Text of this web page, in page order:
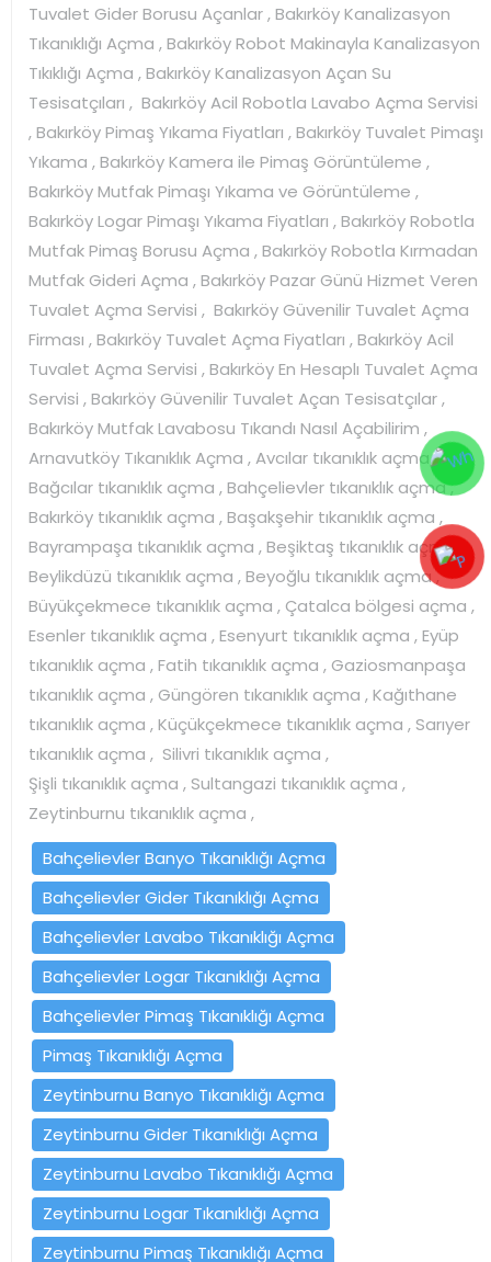
Tuvalet Gider Borusu Açanlar , Bakırköy Kanalizasyon
Tıkanıklığı Açma , Bakırköy Robot Makinayla Kanalizasyon
Tıkıklığı Açma , Bakırköy Kanalizasyon Açan Su
Tesisatçıları , Bakırköy Acil Robotla Lavabo Açma Servisi
, Bakırköy Pimaş Yıkama Fiyatları , Bakırköy Tuvalet Pimaşı
Yıkama , Bakırköy Kamera ile Pimaş Görüntüleme ,
Bakırköy Mutfak Pimaşı Yıkama ve Görüntüleme ,
Bakırköy Logar Pimaşı Yıkama Fiyatları , Bakırköy Robotla
Mutfak Pimaş Borusu Açma , Bakırköy Robotla Kırmadan
Mutfak Gideri Açma , Bakırköy Pazar Günü Hizmet Veren
Tuvalet Açma Servisi , Bakırköy Güvenilir Tuvalet Açma
Firması , Bakırköy Tuvalet Açma Fiyatları , Bakırköy Acil
Tuvalet Açma Servisi , Bakırköy En Hesaplı Tuvalet Açma
Servisi , Bakırköy Güvenilir Tuvalet Açan Tesisatçılar ,
Bakırköy Mutfak Lavabosu Tıkandı Nasıl Açabilirim ,
Arnavutköy Tıkanıklık Açma , Avcılar tıkanıklık açma ,
Bağcılar tıkanıklık açma , Bahçelievler tıkanıklık açma ,
Bakırköy tıkanıklık açma , Başakşehir tıkanıklık açma ,
Bayrampaşa tıkanıklık açma , Beşiktaş tıkanıklık açma ,
Beylikdüzü tıkanıklık açma , Beyoğlu tıkanıklık açma ,
Büyükçekmece tıkanıklık açma , Çatalca bölgesi açma ,
Esenler tıkanıklık açma , Esenyurt tıkanıklık açma , Eyüp
tıkanıklık açma , Fatih tıkanıklık açma , Gaziosmanpaşa
tıkanıklık açma , Güngören tıkanıklık açma , Kağıthane
tıkanıklık açma , Küçükçekmece tıkanıklık açma , Sarıyer
tıkanıklık açma , Silivri tıkanıklık açma ,
Şişli tıkanıklık açma , Sultangazi tıkanıklık açma ,
Zeytinburnu tıkanıklık açma ,
Bahçelievler Banyo Tıkanıklığı Açma
Bahçelievler Gider Tıkanıklığı Açma
Bahçelievler Lavabo Tıkanıklığı Açma
Bahçelievler Logar Tıkanıklığı Açma
Bahçelievler Pimaş Tıkanıklığı Açma
Pimaş Tıkanıklığı Açma
Zeytinburnu Banyo Tıkanıklığı Açma
Zeytinburnu Gider Tıkanıklığı Açma
Zeytinburnu Lavabo Tıkanıklığı Açma
Zeytinburnu Logar Tıkanıklığı Açma
Zeytinburnu Pimaş Tıkanıklığı Açma